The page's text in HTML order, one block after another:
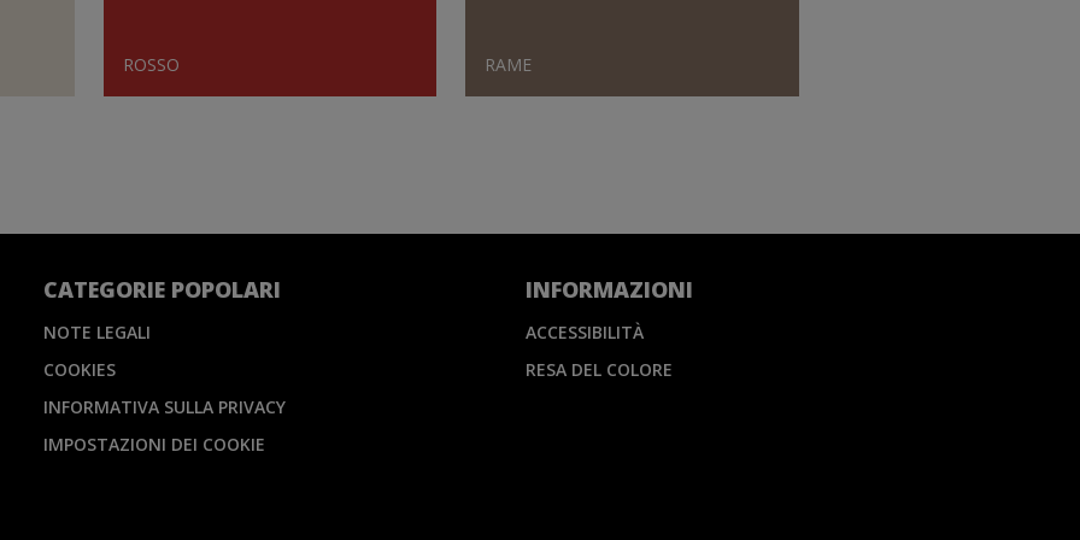
ROSSO RAME
CATEGORIE POPOLARI
NOTE LEGALI
COOKIES
INFORMATIVA SULLA PRIVACY
IMPOSTAZIONI DEI COOKIE
INFORMAZIONI
ACCESSIBILITÀ
RESA DEL COLORE